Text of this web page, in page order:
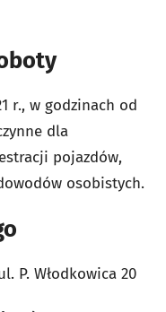
r., w godzinach od
dla
pojazdów,
osobistych.
P. Włodkowica 20